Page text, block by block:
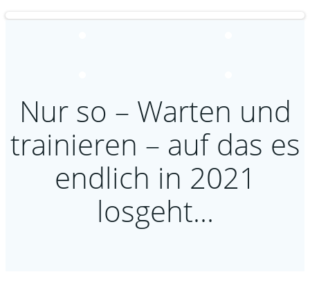
Nur so – Warten und
trainieren – auf das es
endlich in 2021
losgeht…